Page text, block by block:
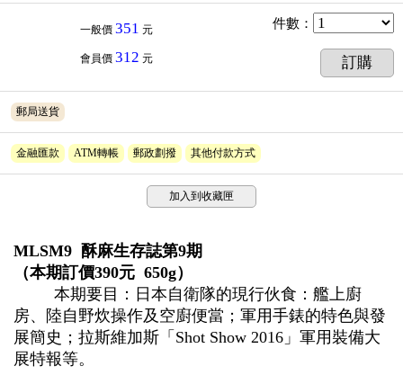
一般價 351 元
會員價 312 元
件數 ：
訂購
郵局送貨
金融匯款 ATM轉帳 郵政劃撥 其他付款方式
加入到收藏匣
MLSM9 酥麻生存誌第9期
（本期訂價390元 650g）
本期要目：日本自衛隊的現行伙食：艦上廚
房、陸自野炊操作及空廚便當；軍用手錶的特色與發
展簡史；拉斯維加斯「Shot Show 2016」軍用裝備大
展特報等。